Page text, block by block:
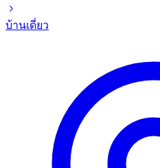
บ้านเดี่ยว